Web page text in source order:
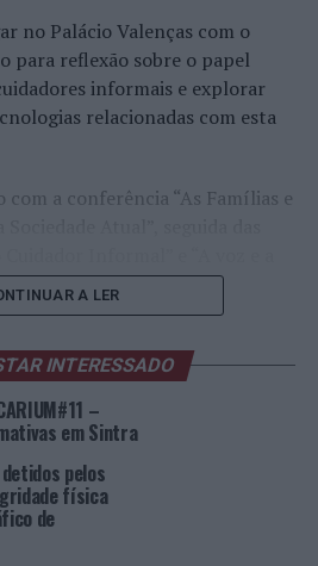
no Palácio Valenças com o
para reflexão sobre o papel
informais e explorar
relacionadas com esta
a conferência “As Famílias e
Informais”.
com o selo de mérito
da Pessoa com Demência –
informais a estimular
e a contribuírem para melhorar
e qualidade de vida.
A LER
INTERESSADO
–
em Sintra
pelos
física
de